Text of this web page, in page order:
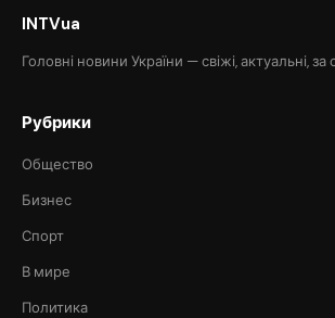
INTVua
Головні новини України — свіжі, актуальні, за
Рубрики
Общество
Бизнес
Спорт
В мире
Политика